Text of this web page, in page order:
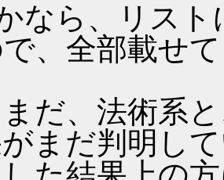
なら、リス
、全部載せ
だ、法術系
まだ判明し